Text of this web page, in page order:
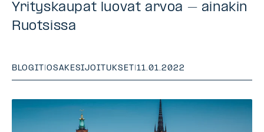
Yrityskaupat luovat arvoa – ainakin
Ruotsissa
BLOGIT |OSAKESIJOITUKSET |11.01.2022